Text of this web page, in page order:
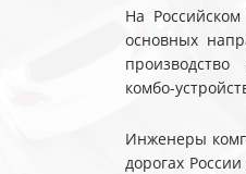
На
основных
производство
комбо-
Инженеры
дорогах